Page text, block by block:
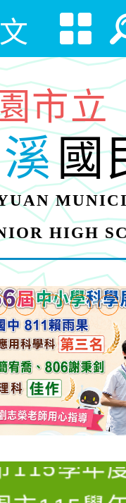
市立
溪國
HIGH
4招)】
第9次代
12招)】
第7次代
115學年
市115學